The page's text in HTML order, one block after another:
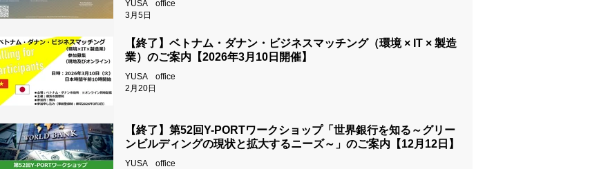
YUSA office
3月5日
【終了】ベトナム・ダナン・ビジネスマッチング（環境 × IT × 製造
業）のご案内【2026年3月10日開催】
YUSA office
2月20日
【終了】第52回Y-PORTワークショップ「世界銀行を知る～グリー
ンビルディングの現状と拡大するニーズ～」のご案内【12月12日】
YUSA office